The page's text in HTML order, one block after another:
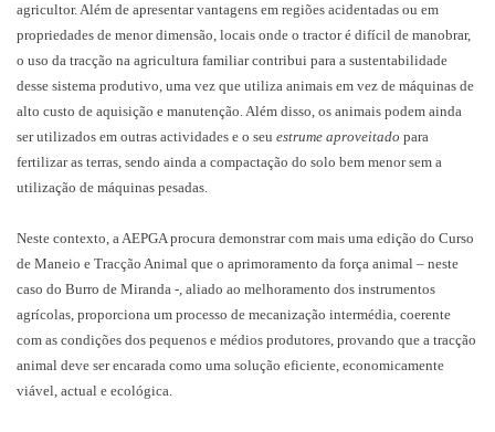
agricultor. Além de apresentar vantagens em regiões acidentadas ou em
propriedades de menor dimensão, locais onde o tractor é difícil de manobrar,
o uso da tracção na agricultura familiar contribui para a sustentabilidade
desse sistema produtivo, uma vez que utiliza animais em vez de máquinas de
alto custo de aquisição e manutenção. Além disso, os animais podem ainda
ser utilizados em outras actividades e o seu estrume aproveitado para
fertilizar as terras, sendo ainda a compactação do solo bem menor sem a
utilização de máquinas pesadas.
Neste contexto, a AEPGA procura demonstrar com mais uma edição do Curso
de Maneio e Tracção Animal que o aprimoramento da força animal – neste
caso do Burro de Miranda -, aliado ao melhoramento dos instrumentos
agrícolas, proporciona um processo de mecanização intermédia, coerente
com as condições dos pequenos e médios produtores, provando que a tracção
animal deve ser encarada como uma solução eficiente, economicamente
viável, actual e ecológica.